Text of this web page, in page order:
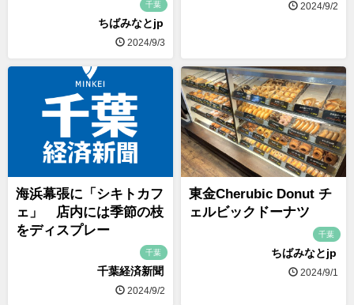
千葉
ちばみなとjp
2024/9/3
2024/9/2
海浜幕張に「シキトカフ
ェ」 店内には季節の枝
をディスプレー
千葉
千葉経済新聞
2024/9/2
東金Cherubic Donut チ
ェルビックドーナツ
千葉
ちばみなとjp
2024/9/1